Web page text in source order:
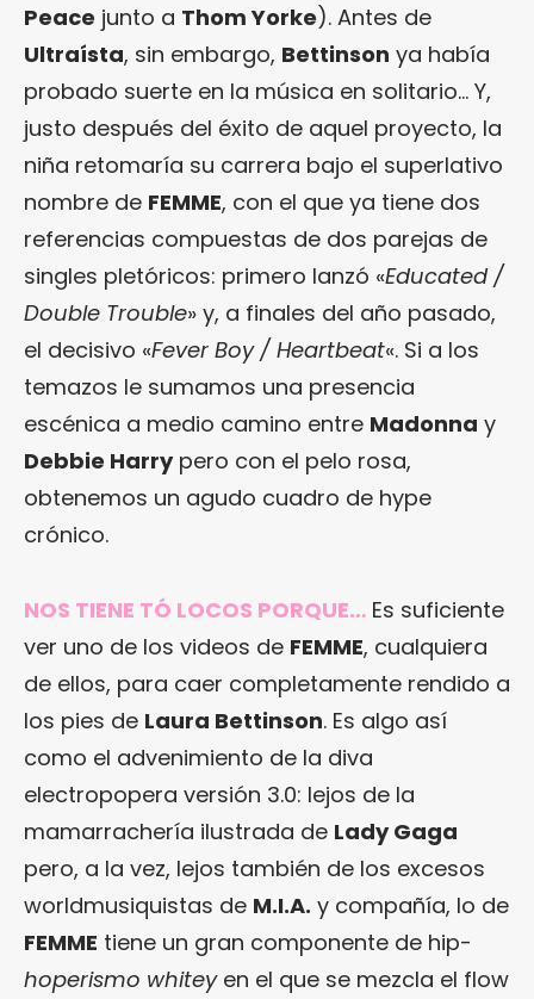
Peace junto a Thom Yorke). Antes de
Ultraísta, sin embargo, Bettinson ya había
probado suerte en la música en solitario… Y,
justo después del éxito de aquel proyecto, la
niña retomaría su carrera bajo el superlativo
nombre de FEMME, con el que ya tiene dos
referencias compuestas de dos parejas de
singles pletóricos: primero lanzó «Educated /
Double Trouble» y, a finales del año pasado,
el decisivo «Fever Boy / Heartbeat«. Si a los
temazos le sumamos una presencia
escénica a medio camino entre Madonna y
Debbie Harrypero con el pelo rosa,
obtenemos un agudo cuadro de hype
crónico.
NOS TIENE TÓ LOCOS PORQUE… Es suficiente
ver uno de los videos de FEMME, cualquiera
de ellos, para caer completamente rendido a
los pies de Laura Bettinson. Es algo así
como el advenimiento de la diva
electropopera versión 3.0: lejos de la
mamarrachería ilustrada de Lady Gaga
pero, a la vez, lejos también de los excesos
worldmusiquistas de M.I.A. y compañía, lo de
FEMME tiene un gran componente de hip-
hoperismo whiteyen el que se mezcla el flow